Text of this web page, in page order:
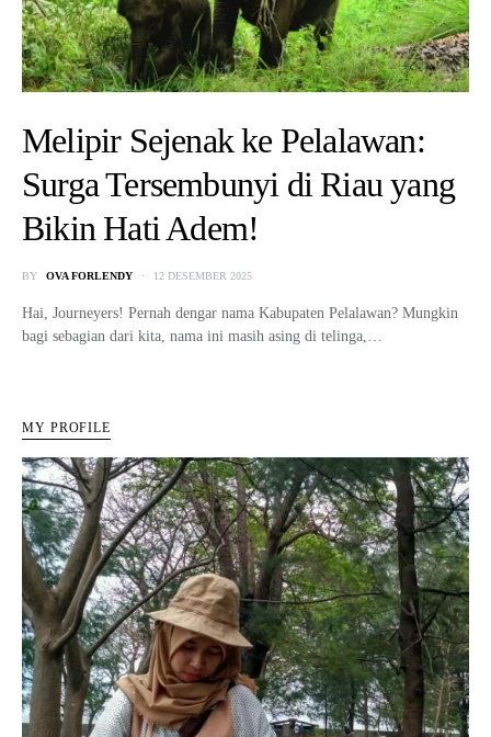
Melipir Sejenak ke Pelalawan:
Surga Tersembunyi di Riau yang
Bikin Hati Adem!
BY OVA FORLENDY 12 DESEMBER 2025
Hai, Journeyers! Pernah dengar nama Kabupaten Pelalawan? Mungkin
bagi sebagian dari kita, nama ini masih asing di telinga,…
MY PROFILE